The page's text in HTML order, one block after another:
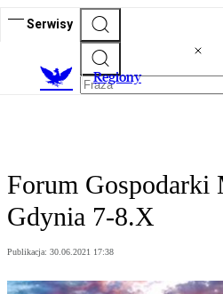
Serwisy
Regiony
Forum Gospodarki
Gdynia 7-8.X
Publikacja: 30.06.2021 17:38